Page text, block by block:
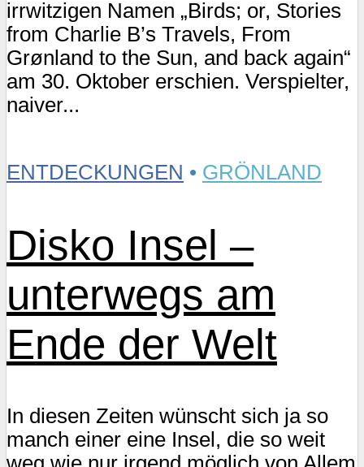
irrwitzigen Namen „Birds; or, Stories
from Charlie B’s Travels, From
Grønland to the Sun, and back again“
am 30. Oktober erschien. Verspielter,
naiver...
ENTDECKUNGEN • GRÖNLAND
Disko Insel –
unterwegs am
Ende der Welt
In diesen Zeiten wünscht sich ja so
manch einer eine Insel, die so weit